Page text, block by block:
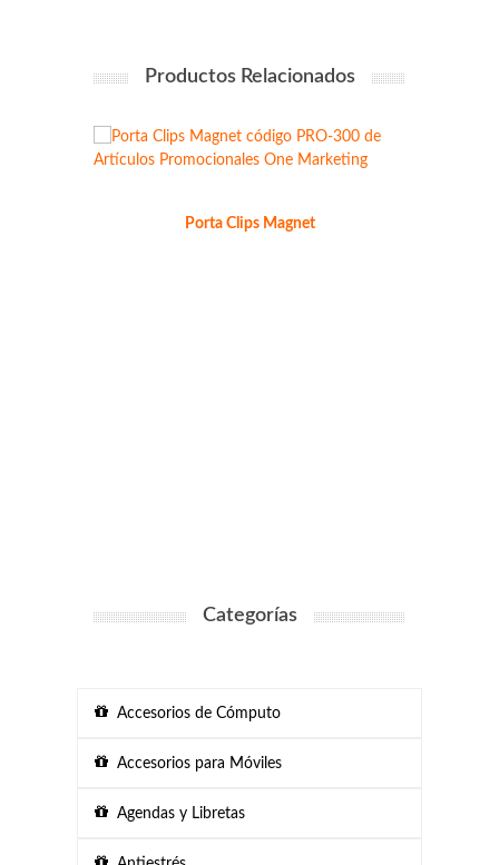
Productos Relacionados
Porta Clips Magnet
Categorías
Accesorios de Cómputo
Accesorios para Móviles
Agendas y Libretas